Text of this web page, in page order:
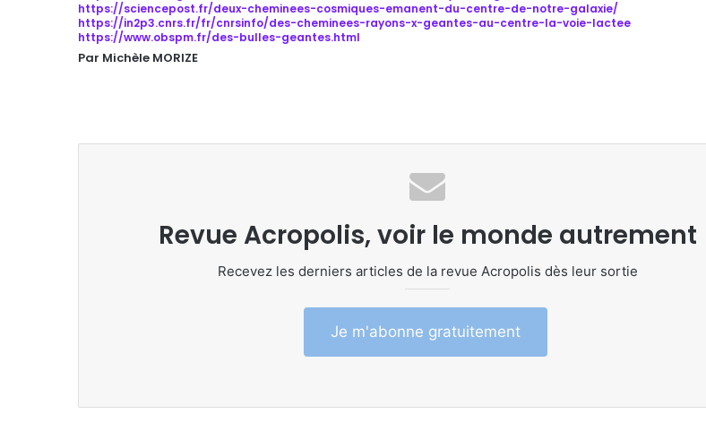
https://sciencepost.fr/deux-cheminees-cosmiques-emanent-du-centre-de-notre-galaxie/
https://in2p3.cnrs.fr/fr/cnrsinfo/des-cheminees-rayons-x-geantes-au-centre-la-voie-lactee
https://www.obspm.fr/des-bulles-geantes.html
Par Michèle MORIZE
Revue Acropolis, voir le monde autrement
Recevez les derniers articles de la revue Acropolis dès leur sortie
Je m'abonne gratuitement